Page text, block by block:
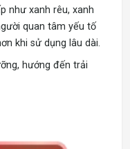
như xanh rêu, xanh
quan tâm yếu tố
khi sử dụng lâu dài.
hướng đến trải